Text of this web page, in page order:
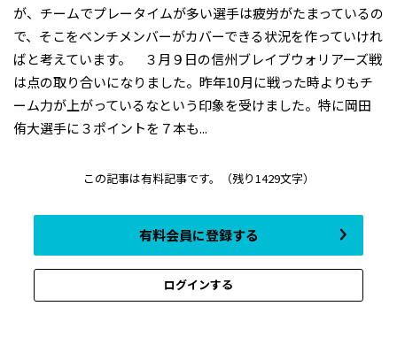
が、チームでプレータイムが多い選手は疲労がたまっているの
で、そこをベンチメンバーがカバーできる状況を作っていけれ
ばと考えています。 ３月９日の信州ブレイブウォリアーズ戦
は点の取り合いになりました。昨年10月に戦った時よりもチ
ーム力が上がっているなという印象を受けました。特に岡田
侑大選手に３ポイントを７本も...
この記事は有料記事です。 （残り1429文字）
有料会員に登録する
ログインする